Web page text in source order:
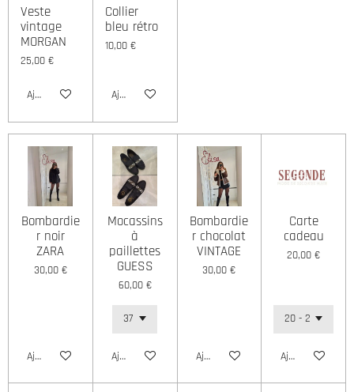
Veste
vintage
MORGAN
25,00 €
Ajouter au panier
Collier
bleu rétro
10,00 €
Ajouter au panier
Bombardie
r noir
ZARA
30,00 €
Ajouter au panier
Mocassins
à
paillettes
GUESS
60,00 €
Ajouter au panier
Bombardie
r chocolat
VINTAGE
30,00 €
Ajouter au panier
Carte
cadeau
20,00 €
Ajouter au